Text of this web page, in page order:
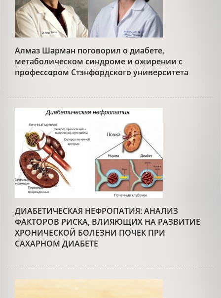
Алмаз Шарман поговорил о диабете,
метаболическом синдроме и ожирении с
профессором Стэнфордского университета
ДИАБЕТИЧЕСКАЯ НЕФРОПАТИЯ: АНАЛИЗ
ФАКТОРОВ РИСКА, ВЛИЯЮЩИХ НА РАЗВИТИЕ
ХРОНИЧЕСКОЙ БОЛЕЗНИ ПОЧЕК ПРИ
САХАРНОМ ДИАБЕТЕ